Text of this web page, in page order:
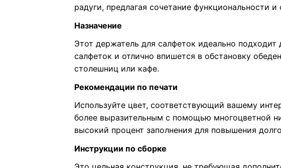
радуги, предлагая сочетание функциональности
Назначение
Этот держатель для салфеток идеально подходит
салфеток и отлично впишется в обстановку
столешниц или кафе.
Рекомендации по печати
Используйте цвет, соответствующий вашему
более выразительным с помощью многоцветной
высокий процент заполнения для повышения
Инструкции по сборке